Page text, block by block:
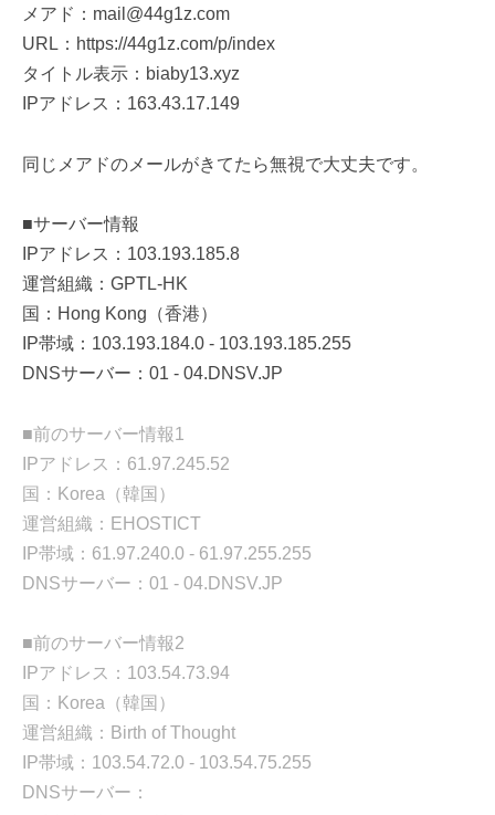
メアド：mail@44g1z.com
URL：https://44g1z.com/p/index
タイトル表示：biaby13.xyz
IPアドレス：163.43.17.149
同じメアドのメールがきてたら無視で大丈夫です。
■サーバー情報
IPアドレス：103.193.185.8
運営組織：GPTL-HK
国：Hong Kong（香港）
IP帯域：103.193.184.0 - 103.193.185.255
DNSサーバー：01 - 04.DNSV.JP
■前のサーバー情報1
IPアドレス：61.97.245.52
国：Korea（韓国）
運営組織：EHOSTICT
IP帯域：61.97.240.0 - 61.97.255.255
DNSサーバー：01 - 04.DNSV.JP
■前のサーバー情報2
IPアドレス：103.54.73.94
国：Korea（韓国）
運営組織：Birth of Thought
IP帯域：103.54.72.0 - 103.54.75.255
DNSサーバー：